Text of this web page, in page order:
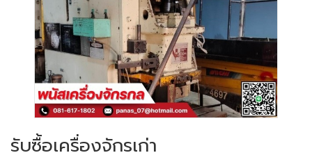
รับซื้อเครื่องจักรเก่า